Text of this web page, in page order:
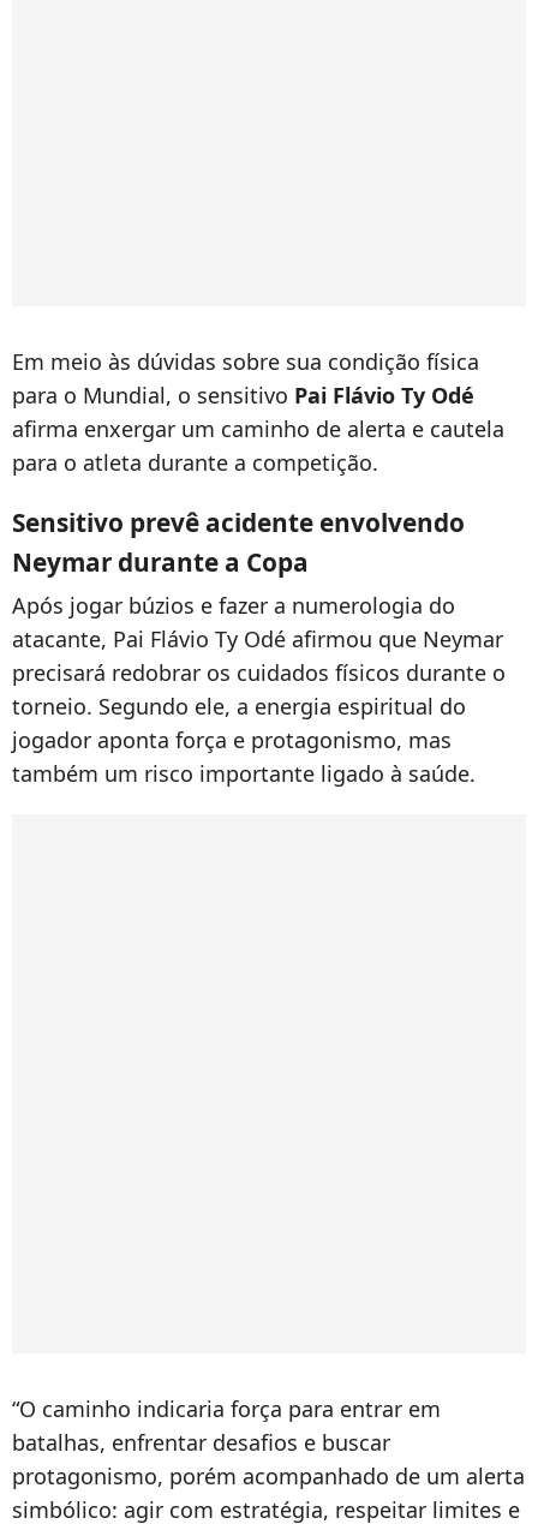
Em meio às dúvidas sobre sua condição física
para o Mundial, o sensitivo Pai Flávio Ty Odé
afirma enxergar um caminho de alerta e cautela
para o atleta durante a competição.
Sensitivo prevê acidente envolvendo
Neymar durante a Copa
Após jogar búzios e fazer a numerologia do
atacante, Pai Flávio Ty Odé afirmou que Neymar
precisará redobrar os cuidados físicos durante o
torneio. Segundo ele, a energia espiritual do
jogador aponta força e protagonismo, mas
também um risco importante ligado à saúde.
“O caminho indicaria força para entrar em
batalhas, enfrentar desafios e buscar
protagonismo, porém acompanhado de um alerta
simbólico: agir com estratégia, respeitar limites e